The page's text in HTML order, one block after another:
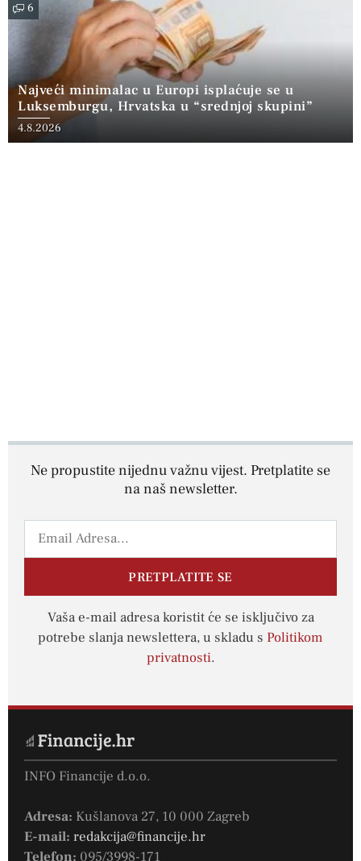
6
Najveći minimalac u Europi isplaćuje se u
Luksemburgu, Hrvatska u “srednjoj skupini”
4.8.2026
Ne propustite nijednu važnu vijest. Pretplatite se
na naš newsletter.
PRETPLATITE SE
Vaša e-mail adresa koristit će se isključivo za
potrebe slanja newslettera, u skladu s Politikom
privatnosti.
INFO Financije d.o.o.
Adresa: Kušlanova 27, 10 000 Zagreb
E-mail: redakcija@financije.hr
Telefon: 095/3998-171